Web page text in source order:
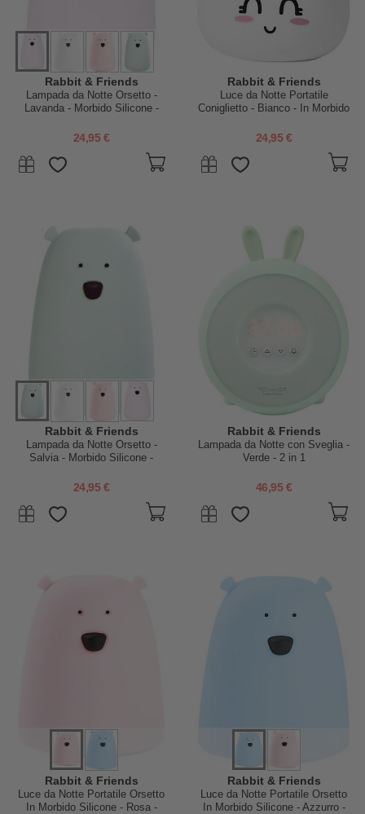
Rabbit & Friends
Lampada da Notte Orsetto -
Lavanda - Morbido Silicone -
24,95 €
Rabbit & Friends
Luce da Notte Portatile
Coniglietto - Bianco - In Morbido
24,95 €
Rabbit & Friends
Lampada da Notte Orsetto -
Salvia - Morbido Silicone -
24,95 €
Rabbit & Friends
Lampada da Notte con Sveglia -
Verde - 2 in 1
46,95 €
Rabbit & Friends
Luce da Notte Portatile Orsetto
In Morbido Silicone - Rosa -
Rabbit & Friends
Luce da Notte Portatile Orsetto
In Morbido Silicone - Azzurro -